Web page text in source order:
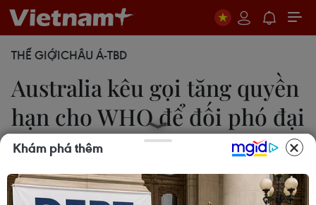
THẾ GIỚICHÂU Á-TBD
Australia kêu gọi tăng quyền
hạn cho WHO để đối phó đại
dịch
23/04/2020 03:37
Khám phá thêm